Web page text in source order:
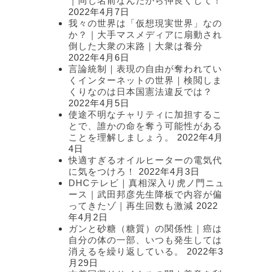
2022年4月7日
我々の世界は「仮想現実世界」なの
か？｜大手マスメディアに扇動され
倒した大衆の末路｜大衆は養分
2022年4月6日
言論統制｜表現の自由が奪われてい
くインターネットの世界｜検閲しま
くりなのは日本国憲法違反では？
2022年4月5日
使途不明なチャリティに加担するこ
とで、誰かの命を奪う可能性がある
ことを理解しましょう。
2022年4月
4日
快適すぎるオイルヒーターの電気代
に気をつけろ！
2022年4月3日
DHCテレビ｜真相深入り虎ノ門ニュ
ース｜武田邦彦先生降板で内容が偏
ってきたゾ｜再生回数も激減 2022
年4月2日
ガンと砂糖（糖質）の関係性｜癌は
自分の体の一部、いつも発生しては
消えるを繰り返している。
2022年3
月29日